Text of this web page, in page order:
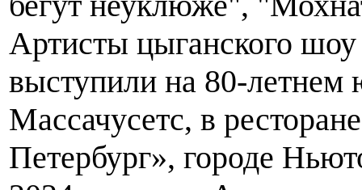
Артисты цыганского
выступили на 80-летнем
Массачусетс, в
Петербург», городе